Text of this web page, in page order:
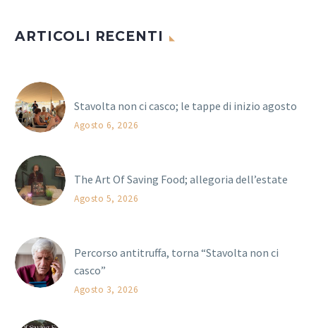
ARTICOLI RECENTI
Stavolta non ci casco; le tappe di inizio agosto
Agosto 6, 2026
The Art Of Saving Food; allegoria dell’estate
Agosto 5, 2026
Percorso antitruffa, torna “Stavolta non ci
casco”
Agosto 3, 2026